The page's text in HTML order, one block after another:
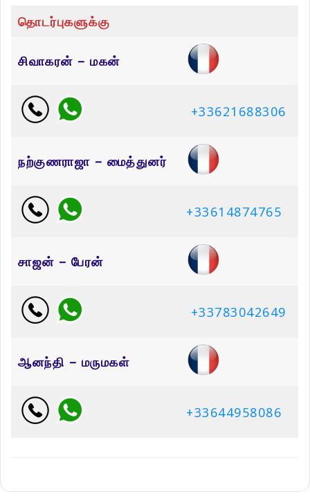
தொடர்புகளுக்கு
சிவாகரன் – மகன்
+33621688306
நற்குணராஜா – மைத்துனர்
+33614874765
சாஜன் – பேரன்
+33783042649
ஆனந்தி – மருமகள்
+33644958086